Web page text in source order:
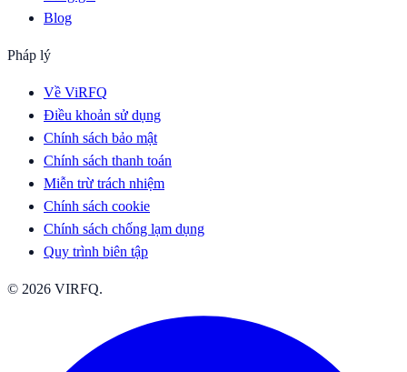
Blog
Pháp lý
Về ViRFQ
Điều khoản sử dụng
Chính sách bảo mật
Chính sách thanh toán
Miễn trừ trách nhiệm
Chính sách cookie
Chính sách chống lạm dụng
Quy trình biên tập
© 2026 VIRFQ.